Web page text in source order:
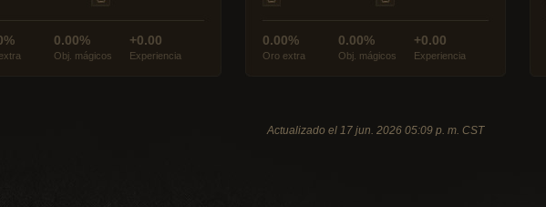
0.00%
Obj. mágicos
+0.00
Experiencia
0.00%
Oro extra
0.00%
Obj. mágicos
+0.00
Experiencia
Actualizado el 17 jun. 2026 05:09 p. m. CST